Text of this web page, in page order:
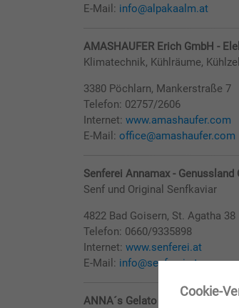
E-Mail: info@alpakaalm.at
AMASHAUFER Erich GmbH -
Klimatechnik, Kühlräume,
3380 Pöchlarn, Mankerstraße 7
Telefon: 02757/2606
Internet: www.amashaufer.com
E-Mail: office@amashaufer.com
Senferei Annamax -
Senf und Original Senfkaviar
4822 Bad Goisern, St. Agatha 38
Telefon: 0660/9335898
Internet: www.senferei.at
E-Mail: info@senferei.at
ANNA´s Gelato - Tempelmayr
Cookie-